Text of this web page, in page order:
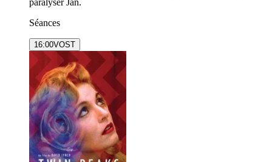
paralyser Jan.
Séances
16:00VOST